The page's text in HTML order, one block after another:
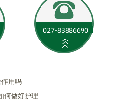
用吗
何做好护理